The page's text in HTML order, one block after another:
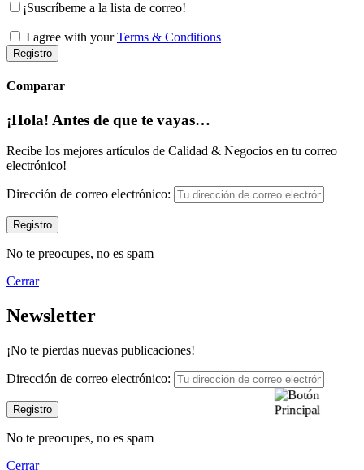
¡Suscríbeme a la lista de correo!
I agree with yourTerms & Conditions
Registro
Comparar
¡Hola! Antes de que te vayas…
Recibe los mejores artículos de Calidad & Negocios en tu correo
electrónico!
Dirección de correo electrónico:
No te preocupes, no es spam
Cerrar
Newsletter
¡No te pierdas nuevas publicaciones!
Dirección de correo electrónico:
No te preocupes, no es spam
Cerrar